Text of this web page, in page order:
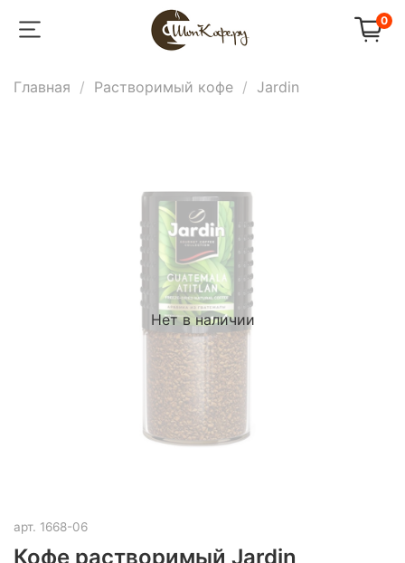
0
Главная Растворимый кофе Jardin
Нет в наличии
арт. 1668-06
Кофе растворимый Jardin